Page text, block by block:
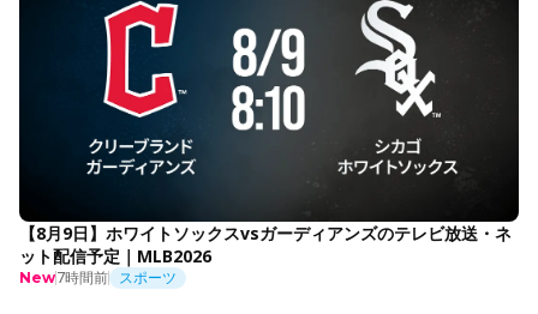
【8月9日】ホワイトソックスvsガーディアンズのテレビ放送・ネ
ット配信予定｜MLB2026
New7時間前 スポーツ